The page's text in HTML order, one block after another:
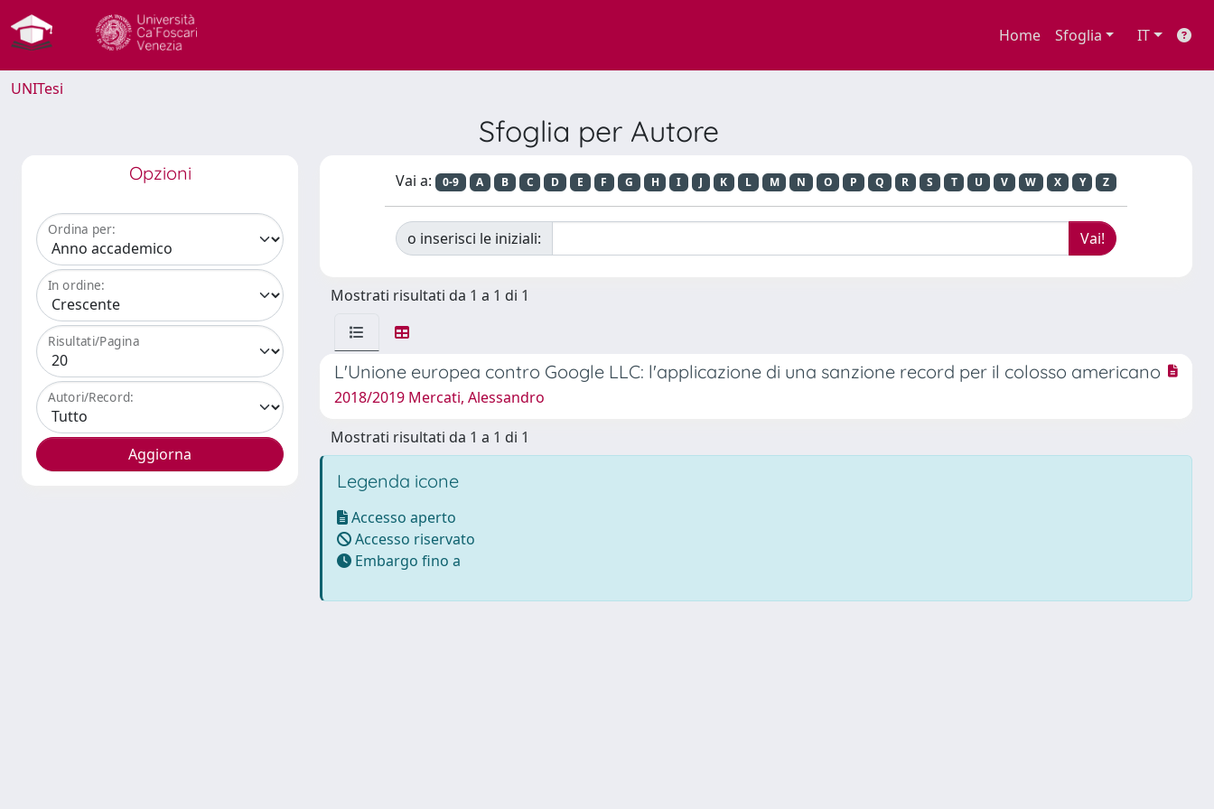
Home Sfoglia IT
UNITesi
Sfoglia per Autore
Opzioni
Ordina per:
In ordine:
Risultati/Pagina
Autori/Record:
Vai a: 0-9 A B C D E F G H I J K L M N O P Q R S T U V W X Y Z
o inserisci le iniziali:
Mostrati risultati da 1 a 1 di 1
L'Unione europea contro Google LLC: l'applicazione di una sanzione record per il colosso americano
2018/2019 Mercati, Alessandro
Mostrati risultati da 1 a 1 di 1
Legenda icone
Accesso aperto
Accesso riservato
Embargo fino a